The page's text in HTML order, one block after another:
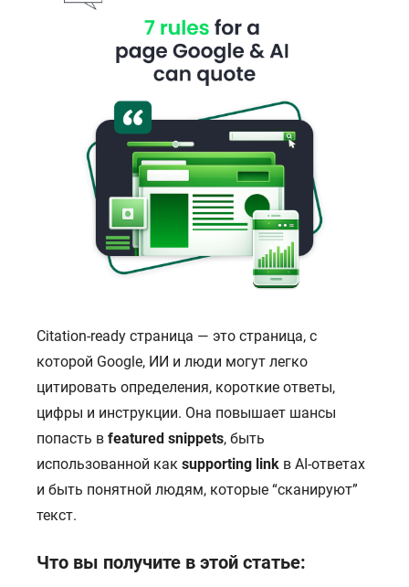
Citation-ready страница — это страница, с
которой Google, ИИ и люди могут легко
цитировать определения, короткие ответы,
цифры и инструкции. Она повышает шансы
попасть в featured snippets, быть
использованной как supporting link в AI-ответах
и быть понятной людям, которые “сканируют”
текст.
Что вы получите в этой статье: